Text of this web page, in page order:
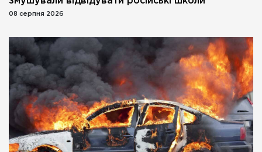
08 серпня 2026